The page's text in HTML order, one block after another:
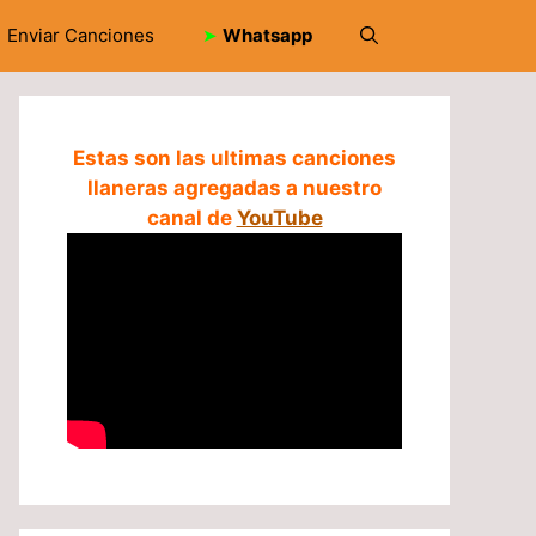
Enviar Canciones ➤ Whatsapp
Estas son las ultimas canciones
llaneras agregadas a nuestro
canal de YouTube